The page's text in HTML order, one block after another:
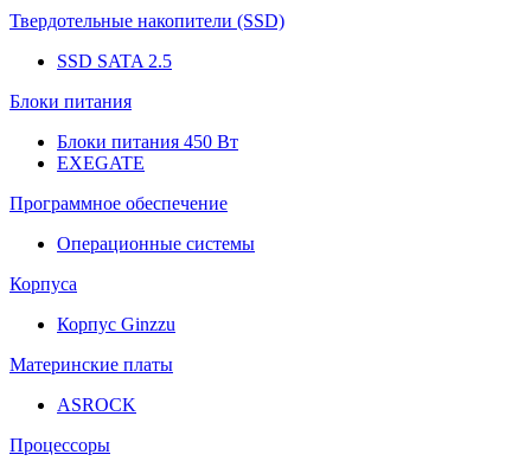
Твердотельные накопители (SSD)
SSD SATA 2.5
Блоки питания
Блоки питания 450 Вт
EXEGATE
Программное обеспечение
Операционные системы
Корпуса
Корпус Ginzzu
Материнские платы
ASROCK
Процессоры